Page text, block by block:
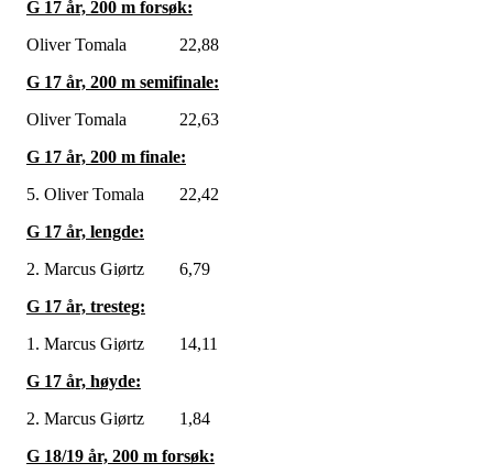
G 17 år, 200 m forsøk:
Oliver Tomala 22,88
G 17 år, 200 m semifinale:
Oliver Tomala 22,63
G 17 år, 200 m finale:
5. Oliver Tomala 22,42
G 17 år, lengde:
2. Marcus Giørtz 6,79
G 17 år, tresteg:
1. Marcus Giørtz 14,11
G 17 år, høyde:
2. Marcus Giørtz 1,84
G 18/19 år, 200 m forsøk: